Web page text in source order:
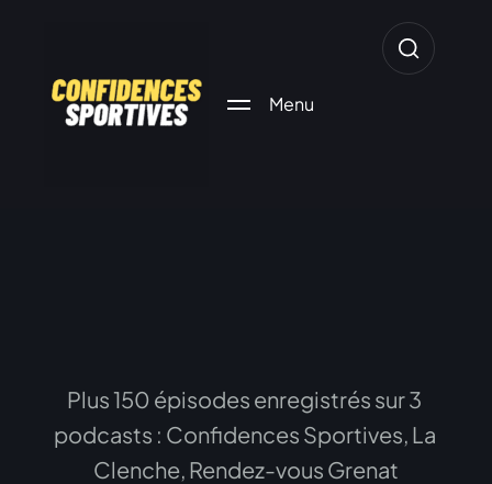
Menu
Plus150 épisodes enregistrés sur3
podcasts : Confidences Sportives, La
Clenche, Rendez-vous Grenat